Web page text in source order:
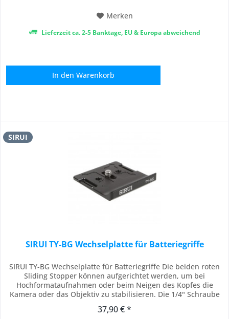
Merken
Lieferzeit ca. 2-5 Banktage, EU & Europa abweichend
In den Warenkorb
SIRUI
SIRUI TY-BG Wechselplatte für Batteriegriffe
SIRUI TY-BG Wechselplatte für Batteriegriffe Die beiden roten
Sliding Stopper können aufgerichtet werden, um bei
Hochformataufnahmen oder beim Neigen des Kopfes die
Kamera oder das Objektiv zu stabilisieren. Die 1/4" Schraube
zur Befestigung nötig ist (nur TY-50, TY-60, TY-70, TY-70S)
37,90 € *